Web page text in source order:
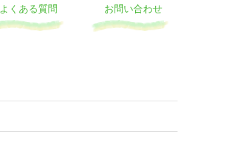
よくある質問 お問い合わせ